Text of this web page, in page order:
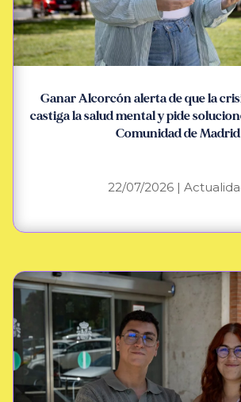
Ganar Alcorcón alerta de que la
castiga la salud mental y pide
Comunidad de Madrid
22/07/2026|